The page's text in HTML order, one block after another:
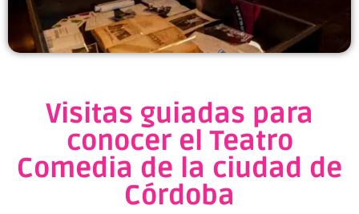
Visitas guiadas para
conocer el Teatro
Comedia de la ciudad de
Córdoba